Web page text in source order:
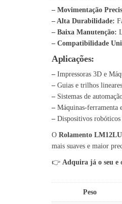
– Movimentação
– Alta Durabilidade:
– Baixa Manutenção:
– Compatibilidade
Aplicações:
– Impressoras 3D e
– Guias e trilhos lineares
– Sistemas de
– Máquinas-ferramenta
– Dispositivos robóticos
O Rolamento
mais suaves e maior
👉 Adquira já o seu e
Peso